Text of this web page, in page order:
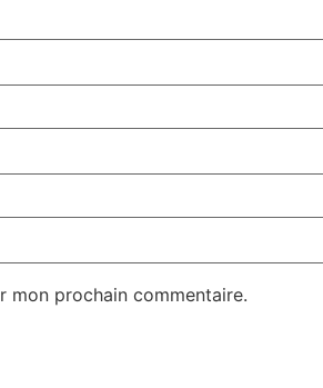
mon prochain commentaire.